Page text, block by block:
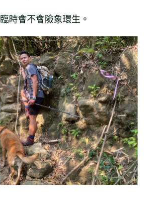
時會不會險象環生。